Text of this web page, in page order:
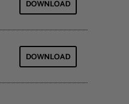
DOWNLOAD
DOWNLOAD